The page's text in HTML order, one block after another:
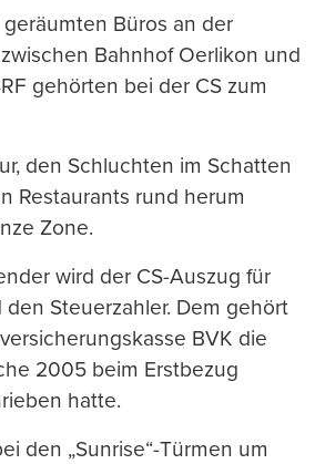
Büros an der
Bahnhof Oerlikon und
gehörten bei der CS zum
den Schluchten im Schatten
Restaurants rund herum
Zone.
wird der CS-Auszug für
Steuerzahler. Dem gehört
BVK die
2005 beim Erstbezug
hatte.
den „Sunrise“-Türmen um